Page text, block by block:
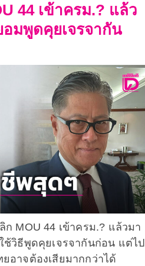
44 เข้าครม.? แล้ว
อมพูดคุยเจรจากัน
ก MOU 44 เข้าครม.? แล้วมา
ช้วิธีพูดคุยเจรจากันก่อน แต่ไป
ยอาจต้องเสียมากกว่าได้